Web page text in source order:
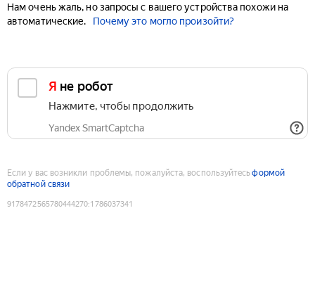
Нам очень жаль, но запросы с вашего устройства похожи на
автоматические.
Почему это могло произойти?
Я не робот
Нажмите, чтобы продолжить
Yandex SmartCaptcha
Если у вас возникли проблемы, пожалуйста, воспользуйтесьформой
обратной связи
9178472565780444270:1786037341